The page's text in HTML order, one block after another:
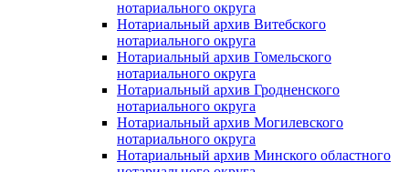
нотариального округа
Нотариальный архив Витебского
нотариального округа
Нотариальный архив Гомельского
нотариального округа
Нотариальный архив Гродненского
нотариального округа
Нотариальный архив Могилевского
нотариального округа
Нотариальный архив Минского областного